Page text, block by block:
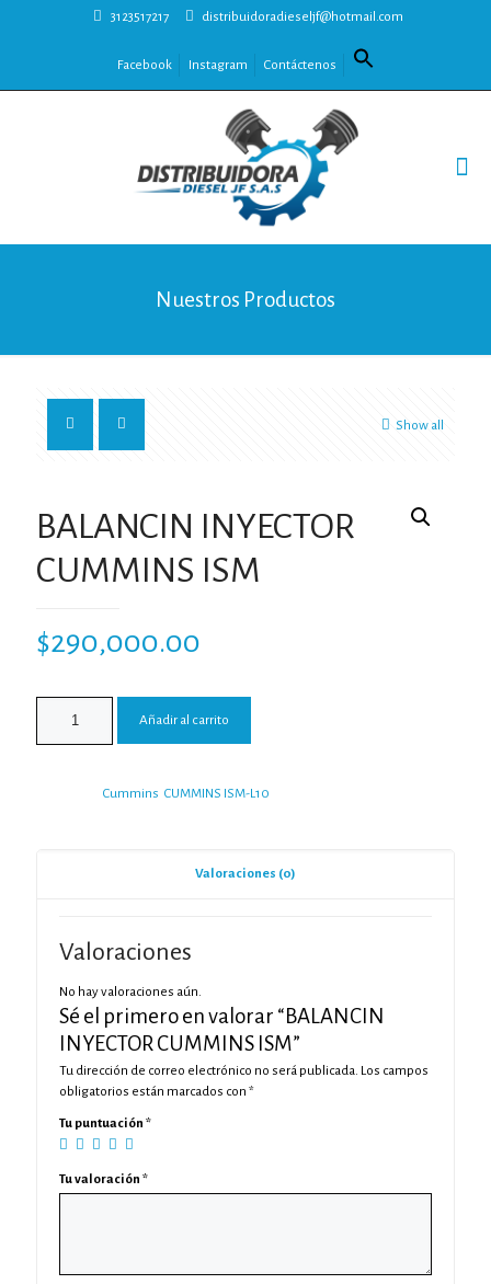
3123517217 distribuidoradieseljf@hotmail.com
Facebook Instagram Contáctenos
Nuestros Productos
Show all
BALANCIN INYECTOR
CUMMINS ISM
$290,000.00
Añadir al carrito
Cummins CUMMINS ISM-L10
Valoraciones (0)
Valoraciones
No hay valoraciones aún.
Sé el primero en valorar “BALANCIN
INYECTOR CUMMINS ISM”
Tu dirección de correo electrónico no será publicada. Los campos
obligatorios están marcados con *
Tu puntuación *
Tu valoración *